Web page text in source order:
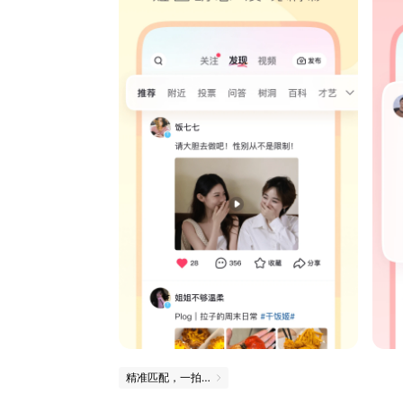
精准匹配，一拍即合